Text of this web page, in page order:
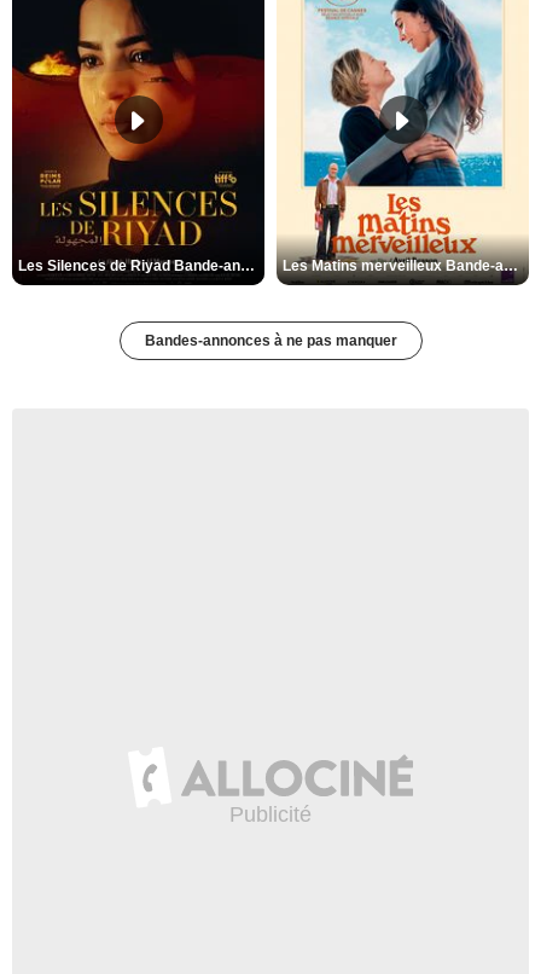
Les Silences de Riyad Bande-annonce VO STFR Les Matins merveilleux Bande-annonce VF
Bandes-annonces à ne pas manquer